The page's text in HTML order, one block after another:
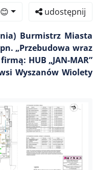
😊 udostępnij
Burmistrz Miasta
„Przebudowa wraz
HUB „JAN-MAR”
Wyszanów Wiolety